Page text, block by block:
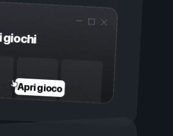
giochi
Apri gioco